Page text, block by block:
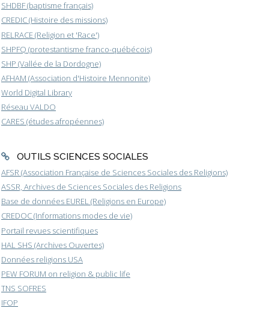
SHDBF (baptisme français)
CREDIC (Histoire des missions)
RELRACE (Religion et 'Race')
SHPFQ (protestantisme franco-québécois)
SHP (Vallée de la Dordogne)
AFHAM (Association d'Histoire Mennonite)
World Digital Library
Réseau VALDO
CARES (études afropéennes)
OUTILS SCIENCES SOCIALES
AFSR (Association Française de Sciences Sociales des Religions)
ASSR, Archives de Sciences Sociales des Religions
Base de données EUREL (Religions en Europe)
CREDOC (Informations modes de vie)
Portail revues scientifiques
HAL SHS (Archives Ouvertes)
Données religions USA
PEW FORUM on religion & public life
TNS SOFRES
IFOP